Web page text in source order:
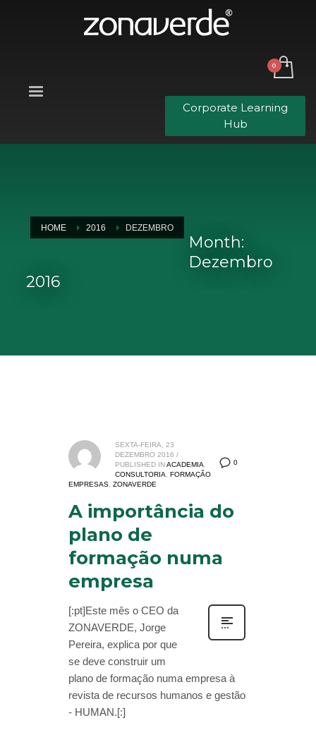
Corporate Learning
Hub
HOME 2016 DEZEMBRO
Month:
Dezembro
2016
0
SEXTA-FEIRA, 23
DEZEMBRO 2016 /
PUBLISHED IN ACADEMIA
CONSULTORIA
,FORMAÇÃO
EMPRESAS ,ZONAVERDE
A importância do
plano de
formação numa
empresa
[:pt]Este mês o CEO da
ZONAVERDE, Jorge
Pereira, explica por que
se deve construir um
plano de formação numa empresa à
revista de recursos humanos e gestão
- HUMAN.[:]